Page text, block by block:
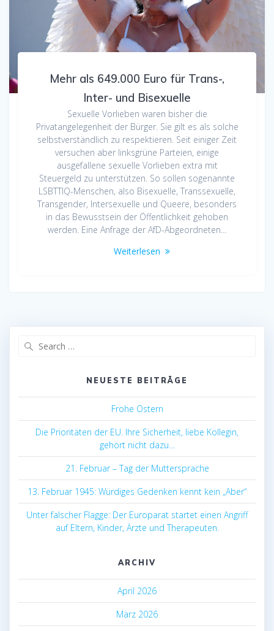
Mehr als 649.000 Euro für Trans-,
Inter- und Bisexuelle
Sexuelle Vorlieben waren bisher die
Privatangelegenheit der Bürger. Sie gilt es als solche
selbstverständlich zu respektieren. Seit einiger Zeit
versuchen aber linksgrüne Parteien, einige
ausgefallene sexuelle Vorlieben extra mit
Steuergeld zu unterstützen. So sollen sogenannte
LSBTTIQ-Menschen, also Bisexuelle, Transsexuelle,
Transgender, Intersexuelle und Queere, besonders
in das Bewusstsein der Öffentlichkeit gehoben
werden. Eine Anfrage der AfD-Abgeordneten…
Weiterlesen
NEUESTE BEITRÄGE
Frohe Ostern
Die Prioritäten der EU. Ihre Sicherheit, liebe Kollegin,
gehört nicht dazu…
21. Februar – Tag der Muttersprache
13. Februar 1945: Würdiges Gedenken kennt kein „Aber“
Unter falscher Flagge: Der Europarat startet einen Angriff
auf Eltern, Kinder, Ärzte und Therapeuten.
ARCHIV
April 2026
März 2026